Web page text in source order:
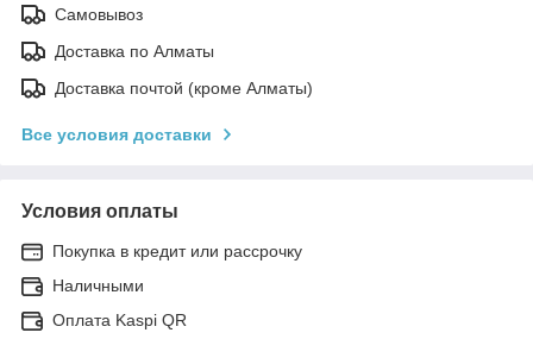
Самовывоз
Доставка по Алматы
Доставка почтой (кроме Алматы)
Все условия доставки
Условия оплаты
Покупка в кредит или рассрочку
Наличными
Оплата Kaspi QR